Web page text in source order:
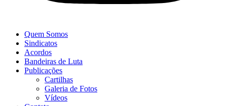
Quem Somos
Sindicatos
Acordos
Bandeiras de Luta
Publicações
Cartilhas
Galeria de Fotos
Vídeos